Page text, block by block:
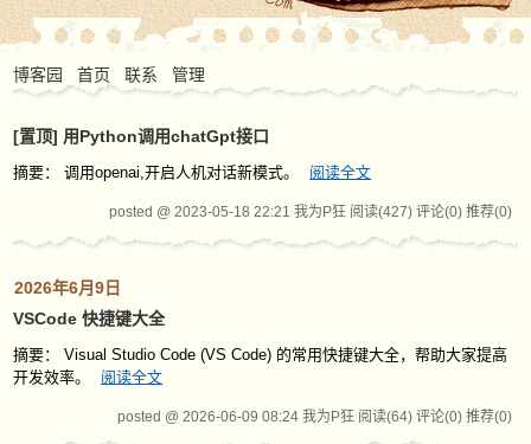
博客园 首页 联系 管理
[置顶] 用Python调用chatGpt接口
摘要： 调用openai,开启人机对话新模式。 阅读全文
posted @ 2023-05-18 22:21 我为P狂 阅读(427) 评论(0) 推荐(0)
2026年6月9日
VSCode 快捷键大全
摘要： Visual Studio Code (VS Code) 的常用快捷键大全，帮助大家提高
开发效率。
阅读全文
posted @ 2026-06-09 08:24 我为P狂 阅读(64) 评论(0) 推荐(0)